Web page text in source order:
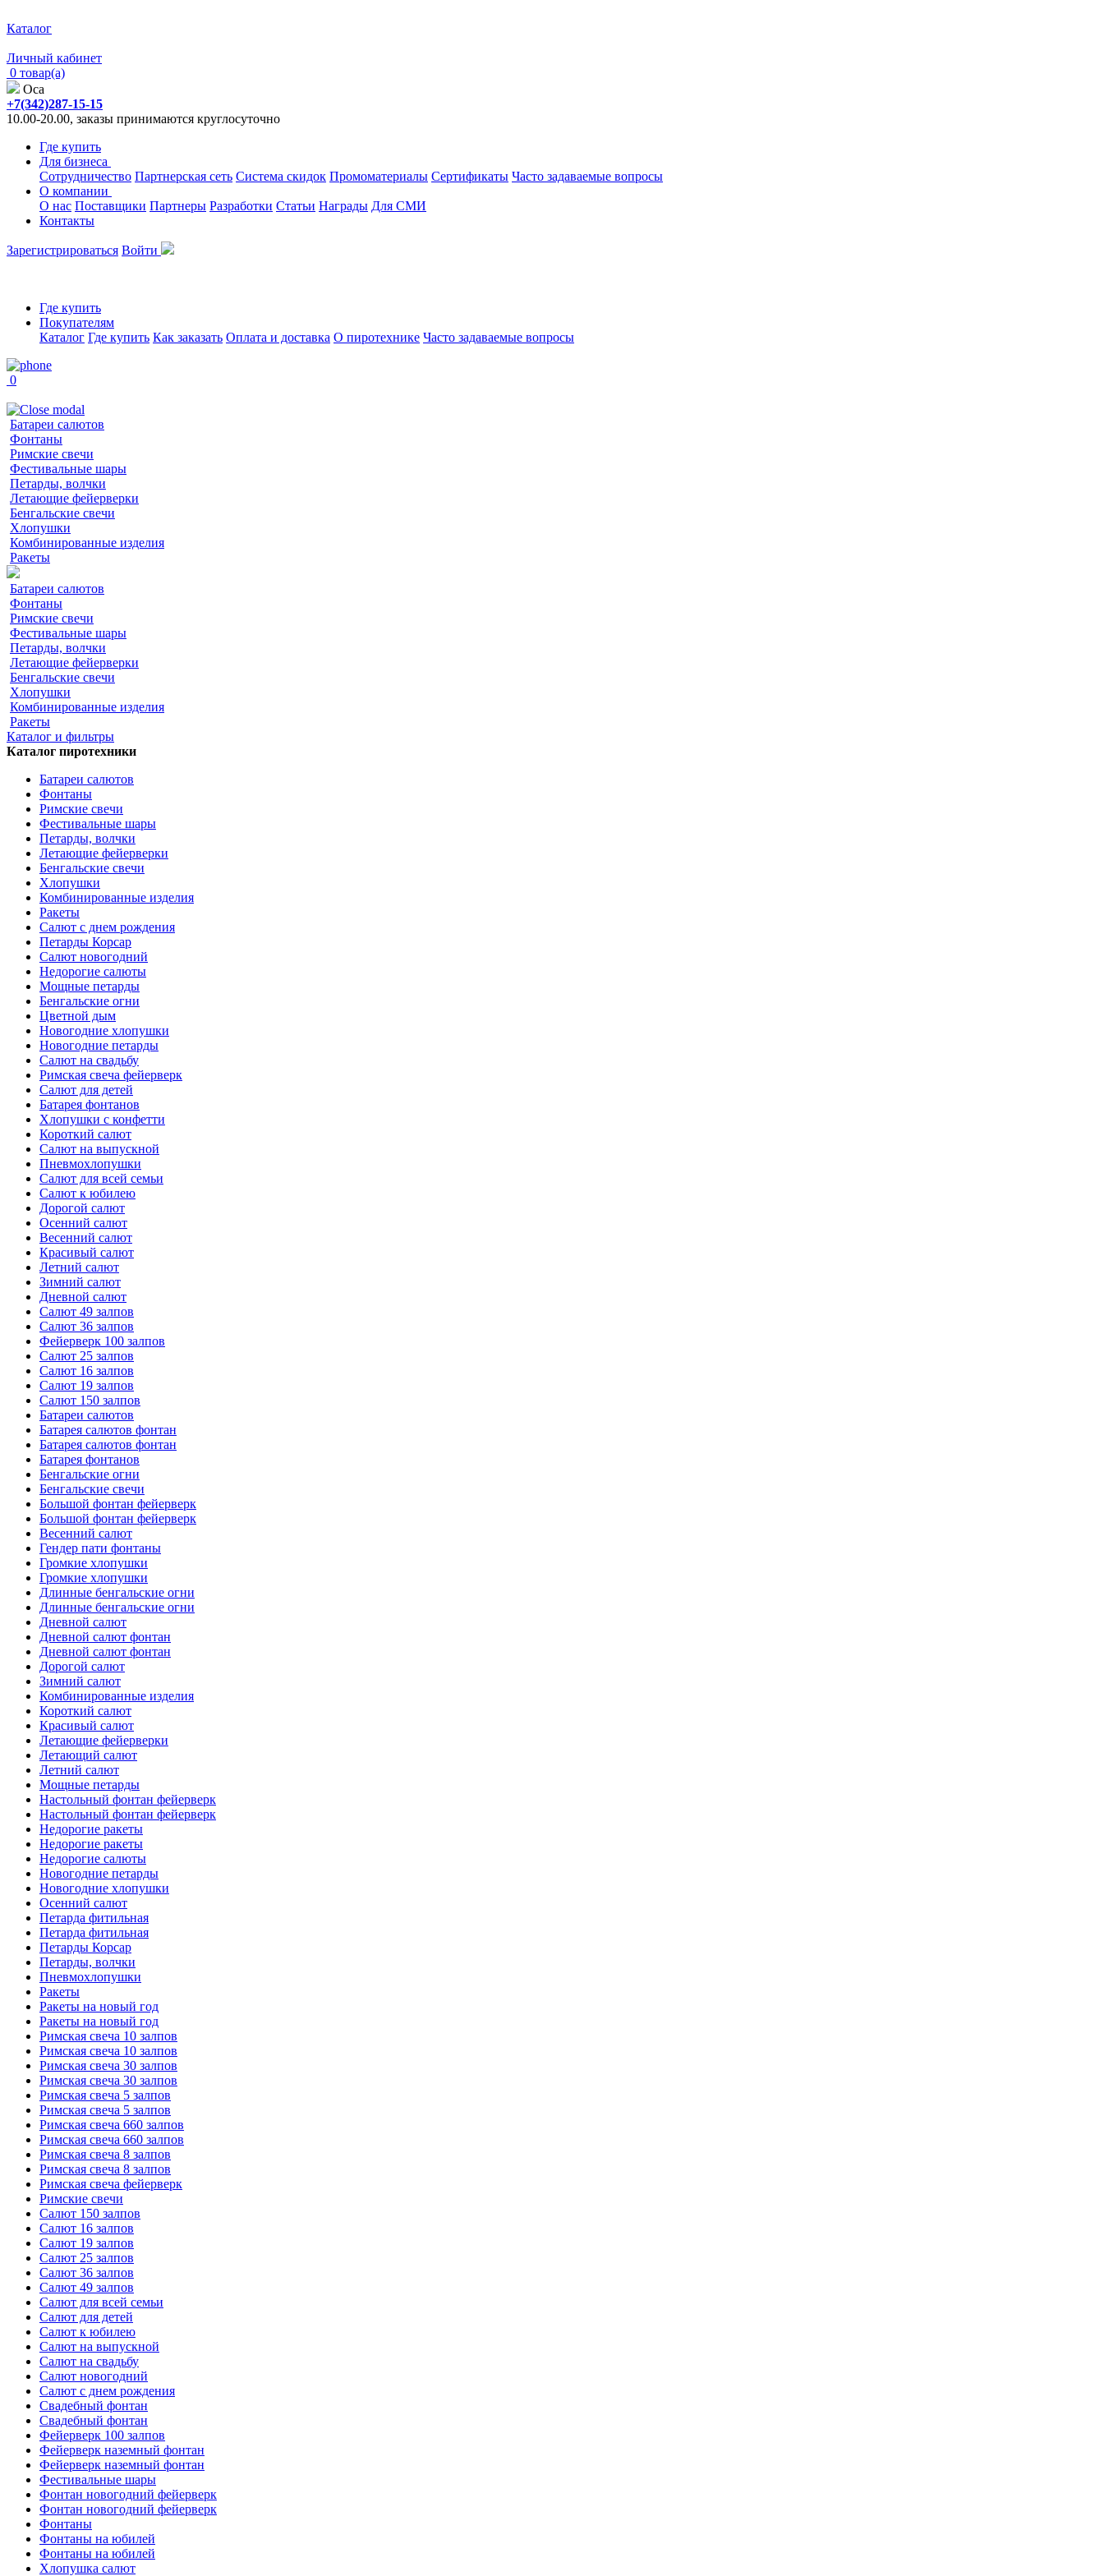
Каталог
Личный кабинет
0 товар(а)
Оса
+7(342)287-15-15
10.00-20.00, заказы принимаются круглосуточно
Где купить
Для бизнеса
Сотрудничество Партнерская сеть Система скидок Промоматериалы Сертификаты Часто задаваемые вопросы
О компании
О нас Поставщики Партнеры Разработки Статьи Награды Для СМИ
Контакты
Зарегистрироваться Войти
Где купить
Покупателям
Каталог Где купить Как заказать Оплата и доставка О пиротехнике Часто задаваемые вопросы
0
Батареи салютов
Фонтаны
Римские свечи
Фестивальные шары
Петарды, волчки
Летающие фейерверки
Бенгальские свечи
Хлопушки
Комбинированные изделия
Ракеты
Батареи салютов
Фонтаны
Римские свечи
Фестивальные шары
Петарды, волчки
Летающие фейерверки
Бенгальские свечи
Хлопушки
Комбинированные изделия
Ракеты
Каталог и фильтры
Каталог пиротехники
Батареи салютов
Фонтаны
Римские свечи
Фестивальные шары
Петарды, волчки
Летающие фейерверки
Бенгальские свечи
Хлопушки
Комбинированные изделия
Ракеты
Салют с днем рождения
Петарды Корсар
Салют новогодний
Недорогие салюты
Мощные петарды
Бенгальские огни
Цветной дым
Новогодние хлопушки
Новогодние петарды
Салют на свадьбу
Римская свеча фейерверк
Салют для детей
Батарея фонтанов
Хлопушки с конфетти
Короткий салют
Салют на выпускной
Пневмохлопушки
Салют для всей семьи
Салют к юбилею
Дорогой салют
Осенний салют
Весенний салют
Красивый салют
Летний салют
Зимний салют
Дневной салют
Салют 49 залпов
Салют 36 залпов
Фейерверк 100 залпов
Салют 25 залпов
Салют 16 залпов
Салют 19 залпов
Салют 150 залпов
Батареи салютов
Батарея салютов фонтан
Батарея салютов фонтан
Батарея фонтанов
Бенгальские огни
Бенгальские свечи
Большой фонтан фейерверк
Большой фонтан фейерверк
Весенний салют
Гендер пати фонтаны
Громкие хлопушки
Громкие хлопушки
Длинные бенгальские огни
Длинные бенгальские огни
Дневной салют
Дневной салют фонтан
Дневной салют фонтан
Дорогой салют
Зимний салют
Комбинированные изделия
Короткий салют
Красивый салют
Летающие фейерверки
Летающий салют
Летний салют
Мощные петарды
Настольный фонтан фейерверк
Настольный фонтан фейерверк
Недорогие ракеты
Недорогие ракеты
Недорогие салюты
Новогодние петарды
Новогодние хлопушки
Осенний салют
Петарда фитильная
Петарда фитильная
Петарды Корсар
Петарды, волчки
Пневмохлопушки
Ракеты
Ракеты на новый год
Ракеты на новый год
Римская свеча 10 залпов
Римская свеча 10 залпов
Римская свеча 30 залпов
Римская свеча 30 залпов
Римская свеча 5 залпов
Римская свеча 5 залпов
Римская свеча 660 залпов
Римская свеча 660 залпов
Римская свеча 8 залпов
Римская свеча 8 залпов
Римская свеча фейерверк
Римские свечи
Салют 150 залпов
Салют 16 залпов
Салют 19 залпов
Салют 25 залпов
Салют 36 залпов
Салют 49 залпов
Салют для всей семьи
Салют для детей
Салют к юбилею
Салют на выпускной
Салют на свадьбу
Салют новогодний
Салют с днем рождения
Свадебный фонтан
Свадебный фонтан
Фейерверк 100 залпов
Фейерверк наземный фонтан
Фейерверк наземный фонтан
Фестивальные шары
Фонтан новогодний фейерверк
Фонтан новогодний фейерверк
Фонтаны
Фонтаны на юбилей
Фонтаны на юбилей
Хлопушка салют